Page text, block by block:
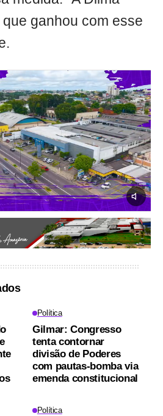
ganhou com esse
Política
Gilmar: Congresso
tenta contornar
divisão de Poderes
com pautas-bomba via
emenda constitucional
Política